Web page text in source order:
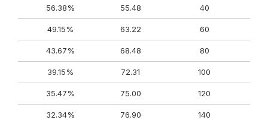
40
55.48
56.38%
60
63.22
49.15%
80
68.48
43.67%
100
72.31
39.15%
120
75.00
35.47%
140
76.90
32.34%